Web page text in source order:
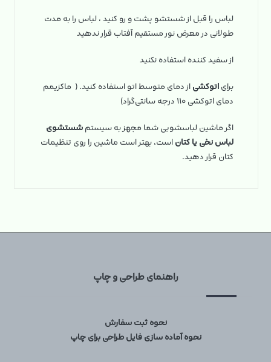
لباس را قبل از شستشو پشت و رو کنید ، لباس را به مدت
طولانی در معرض نور مستقیم آفتاب قرار ندهید
از سفید کننده استفاده نکنید
برایاتوکشیاز دمای متوسط اتو استفاده کنید. ( ماکزیمم
دمای اتوکشی ۱۱۰ درجه سانتی‌گراد)
اگر ماشین لباسشویی شما مجهز به سیستمشستشوی
لباس نخی یا کتاناست، بهتر است ماشین را روی تنظیمات
کتان قرار دهید.
راهنمای طراحی و چاپ
نحوه ثبت سفارش
نحوه آماده سازی فایل طراحی برای چاپ